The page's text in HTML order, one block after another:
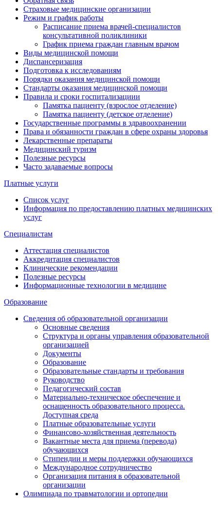
Страховые медицинские организации
Режим и график работы
Расписание приема врачей-специалистов
консультативной поликлиники
График приема граждан главным врачом
Виды медицинской помощи
Диспансеризация
Подготовка к исследованиям
Порядки оказания медицинской помощи
Стандарты оказания медицинской помощи
Правила и сроки госпитализациии
Памятка пациенту (взрослое отделение)
Памятка пациенту (детское отделение)
Государственные программы в здравоохранении
Права и обязанности граждан в сфере охраны здоровья
Лекарственные препараты
Медицинский туризм
Полезные ресурсы
Часто задаваемые вопросы
Платные услуги
Список услуг
Информация по предоставлению платных медицинских
услуг
Специалистам
Аттестация специалистов
Аккредитация специалистов
Клинические рекомендации
Полезные ресурсы
Информационные технологии в медицине
Образование
Сведения об образовательной организации
Основные сведения
Структура и органы управления образовательной
организацией
Документы
Образование
Образовательные стандарты и требования
Руководство
Педагогический состав
Материально-техническое обеспечение и
оснащенность образовательного процесса.
Доступная среда
Платные образовательные услуги
Финансово-хозяйственная деятельность
Вакантные места для приема (перевода)
обучающихся
Стипендии и меры поддержки обучающихся
Международное сотрудничество
Организация питания в образовательной
организации
Олимпиада по травматологии и ортопедии